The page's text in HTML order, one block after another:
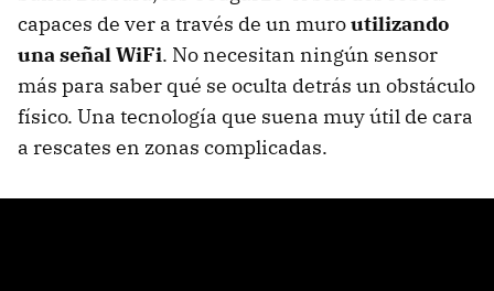
capaces de ver a través de un muroutilizando
una señal WiFi. No necesitan ningún sensor
más para saber qué se oculta detrás un obstáculo
físico. Una tecnología que suena muy útil de cara
a rescates en zonas complicadas.